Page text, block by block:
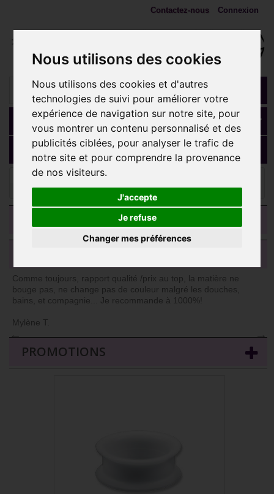
Nous utilisons des cookies
Nous utilisons des cookies et d'autres
technologies de suivi pour améliorer votre
expérience de navigation sur notre site, pour
vous montrer un contenu personnalisé et des
publicités ciblées, pour analyser le trafic de
notre site et pour comprendre la provenance
de nos visiteurs.
J'accepte
Je refuse
Changer mes préférences
Connexion
Contactez-nous
Panier (vide)
MENU
Ecarteurs, plugs, tunnels
gros diamètre STN WH
Comme toujours, rapport qualité /prix au top, la matière ne
bouge pas, ne change pas de couleur malgré les douches,
bains, et compagnie... Je recommande à 1000%!
Mylène T.
→
←
PROMOTIONS